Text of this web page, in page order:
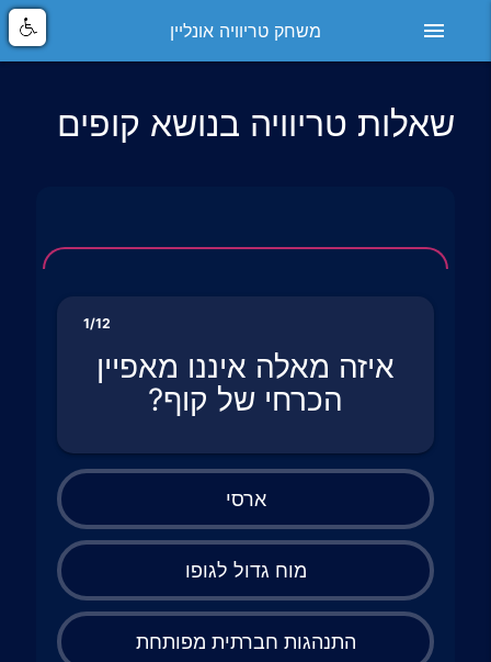
menu משחק טריוויה אונליין
שאלות טריוויה בנושא קופים
1/12
איזה מאלה איננו מאפיין
הכרחי של קוף?
ארסי
מוח גדול לגופו
התנהגות חברתית מפותחת